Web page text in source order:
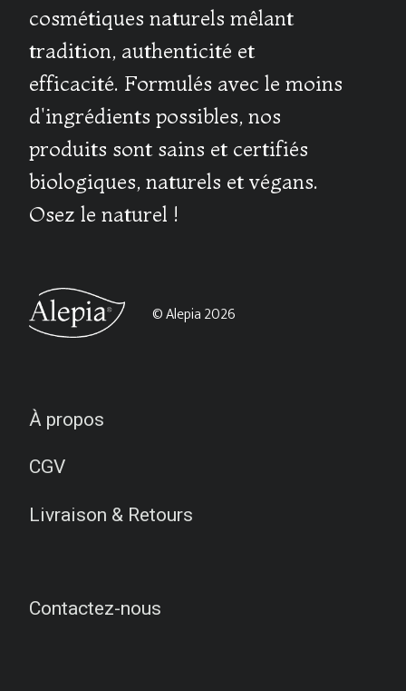
cosmétiques naturels mêlant
tradition, authenticité et
efficacité. Formulés avec le moins
d'ingrédients possibles, nos
produits sont sains et certifiés
biologiques, naturels et végans.
Osez le naturel !
© Alepia 2026
À propos
CGV
Livraison & Retours
Contactez-nous